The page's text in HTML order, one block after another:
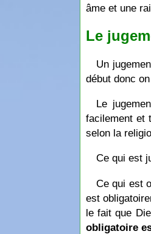
âme et une
Le
Un
début donc
Le
facilement et
selon la
Ce qui est
Ce qui est
est
le fait que
obligatoire